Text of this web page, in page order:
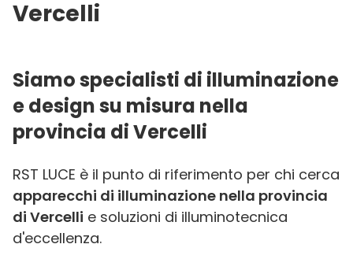
Vercelli
Siamo specialisti di illuminazione
e design su misura nella
provincia di Vercelli
RST LUCE è il punto di riferimento per chi cerca
apparecchi di illuminazione nella provincia
di Vercelli e soluzioni di illuminotecnica
d'eccellenza.